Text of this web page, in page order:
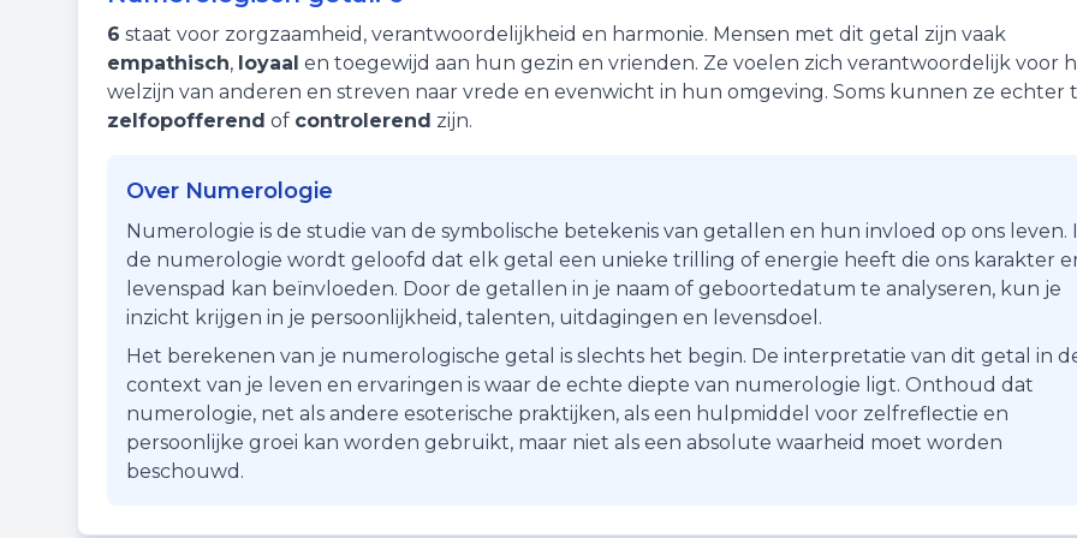
6 staat voor zorgzaamheid , verantwoordelijkheid en harmonie. Mensen met dit getal zijn vaak
empathisch, loyaal en toegewijd aan hun gezin en vrienden. Ze voelen zich verantwoordelijk voor
welzijn van anderen en streven naar vrede en evenwicht in hun omgeving. Soms kunnen ze echter
zelfopofferend of controlerend zijn.
Over Numerologie
Numerologie is de studie van de symbolische betekenis van getallen en hun invloed op ons leven.
de numerologie wordt geloofd dat elk getal een unieke trilling of energie heeft die ons karakter
levenspad kan beïnvloeden. Door de getallen in je naam of geboortedatum te analyseren, kun je
inzicht krijgen in je persoonlijkheid, talenten, uitdagingen en levensdoel.
Het berekenen van je numerologische getal is slechts het begin. De interpretatie van dit getal in
context van je leven en ervaringen is waar de echte diepte van numerologie ligt. Onthoud dat
numerologie, net als andere esoterische praktijken, als een hulpmiddel voor zelfreflectie en
persoonlijke groei kan worden gebruikt, maar niet als een absolute waarheid moet worden
beschouwd.